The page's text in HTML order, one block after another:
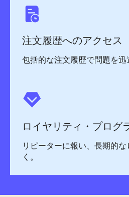
注文履歴へのアクセス
包括的な注文履歴で問題を迅
ロイヤリティ・プログ
リピーターに報い、長期的
く。